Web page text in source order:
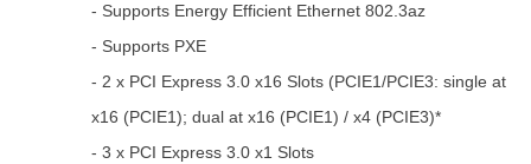
- Supports Energy Efficient Ethernet 802.3az
- Supports PXE
- 2 x PCI Express 3.0 x16 Slots (PCIE1/PCIE3: single at
x16 (PCIE1); dual at x16 (PCIE1) / x4 (PCIE3)*
- 3 x PCI Express 3.0 x1 Slots